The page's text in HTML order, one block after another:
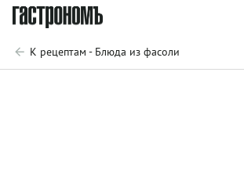
К рецептам - Блюда из фасоли